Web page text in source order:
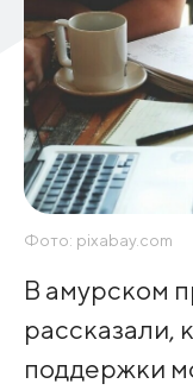
Фото: pixabay.com
В амурском
рассказали,
поддержки